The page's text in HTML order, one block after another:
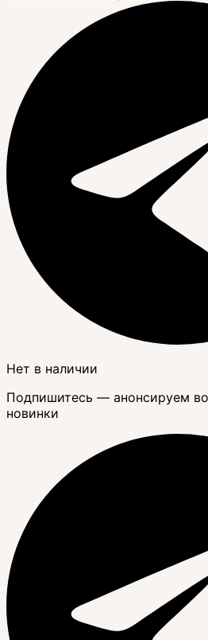
Нет в наличии
Подпишитесь — анонсируем
новинки